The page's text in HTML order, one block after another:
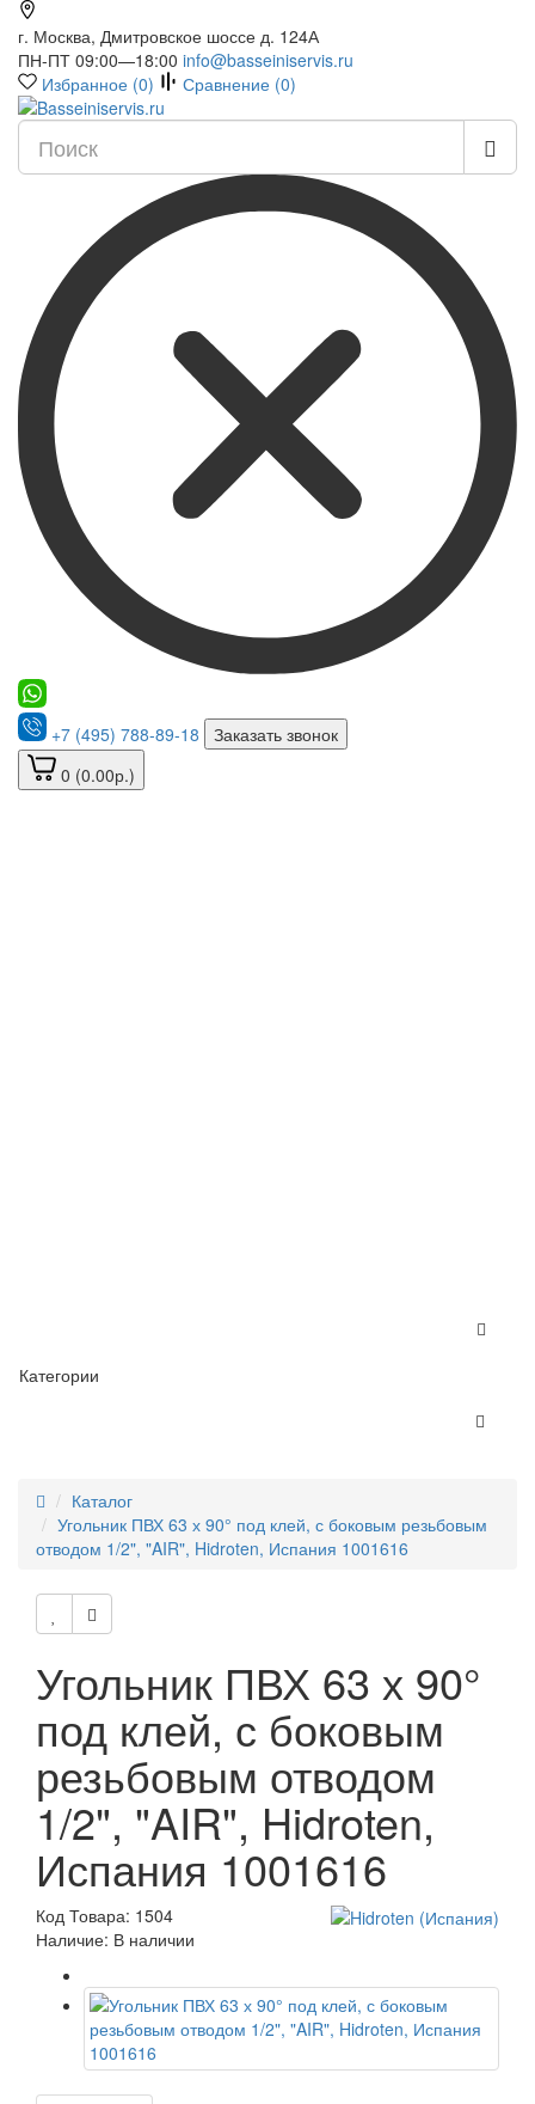
г. Москва, Дмитровское шоссе д. 124А
ПН-ПТ 09:00—18:00 info@basseiniservis.ru
Избранное (0) Сравнение (0)
+7 (495) 788-89-18
Заказать звонок
0 (0.00р.)
Категории
Каталог
Угольник ПВХ 63 х 90° под клей, с боковым резьбовым
отводом 1/2", "AIR", Hidroten, Испания 1001616
Угольник ПВХ 63 х 90°
под клей, с боковым
резьбовым отводом
1/2", "AIR", Hidroten,
Испания 1001616
Код Товара: 1504
Наличие: В наличии